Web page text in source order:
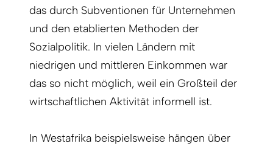
das durch Subventionen für Unternehmen
und den etablierten Methoden der
Sozialpolitik. In vielen Ländern mit
niedrigen und mittleren Einkommen war
das so nicht möglich, weil ein Großteil der
wirtschaftlichen Aktivität informell ist.
In Westafrika beispielsweise hängen über